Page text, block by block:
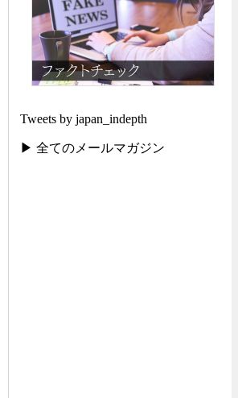
Tweets by japan_indepth
▶ 全てのメールマガジン